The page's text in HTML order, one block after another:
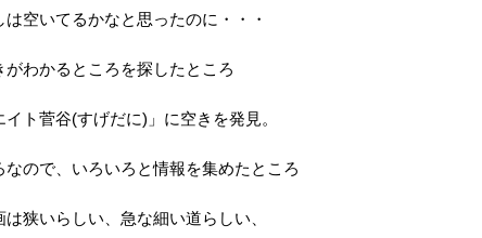
空いてるかなと思ったのに・・・
わかるところを探したところ
ト菅谷(すげだに)」に空きを発見。
ので、いろいろと情報を集めたところ
狭いらしい、急な細い道らしい、